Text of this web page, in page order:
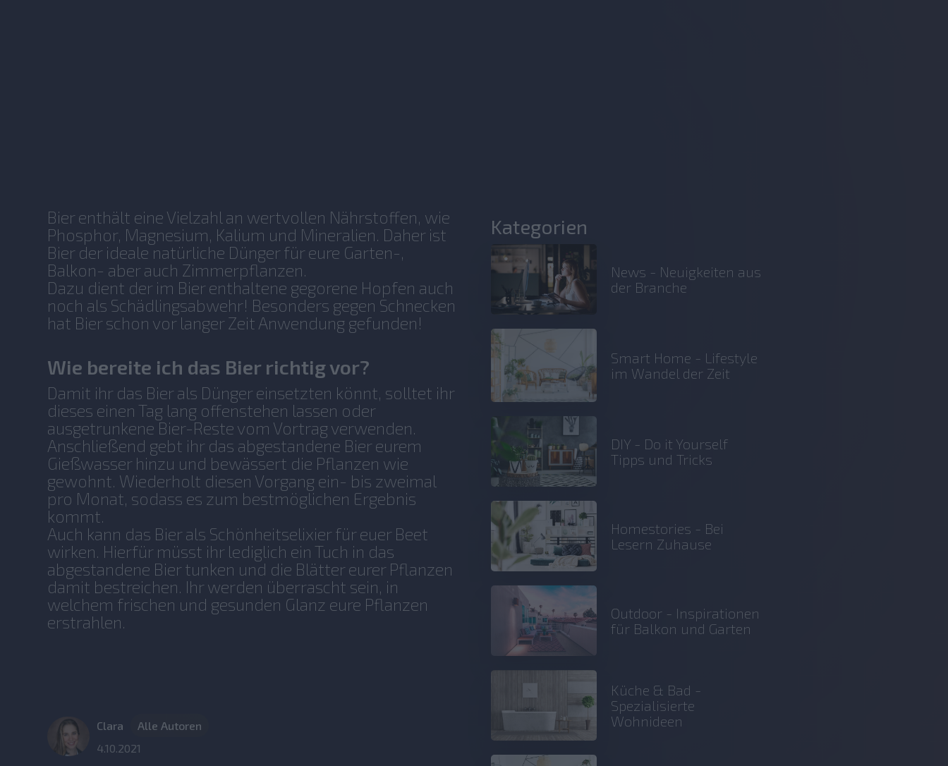
Bier enthält eine Vielzahl an wertvollen Nährstoffen, wie
Phosphor, Magnesium, Kalium und Mineralien. Daher ist
Bier der ideale natürliche Dünger für eure Garten-,
Balkon- aber auch Zimmerpflanzen.
Dazu dient der im Bier enthaltene gegorene Hopfen auch
noch als Schädlingsabwehr! Besonders gegen Schnecken
hat Bier schon vor langer Zeit Anwendung gefunden!
Wie bereite ich das Bier richtig vor?
Damit ihr das Bier als Dünger einsetzten könnt, solltet ihr
dieses einen Tag lang offenstehen lassen oder
ausgetrunkene Bier-Reste vom Vortrag verwenden.
Anschließend gebt ihr das abgestandene Bier eurem
Gießwasser hinzu und bewässert die Pflanzen wie
gewohnt. Wiederholt diesen Vorgang ein- bis zweimal
pro Monat, sodass es zum bestmöglichen Ergebnis
kommt.
Auch kann das Bier als Schönheitselixier für euer Beet
wirken. Hierfür müsst ihr lediglich ein Tuch in das
abgestandene Bier tunken und die Blätter eurer Pflanzen
damit bestreichen. Ihr werden überrascht sein, in
welchem frischen und gesunden Glanz eure Pflanzen
erstrahlen.
Clara
Alle Autoren
4.10.2021
Kategorien
News - Neuigkeiten aus
der Branche
Smart Home - Lifestyle
im Wandel der Zeit
DIY - Do it Yourself
Tipps und Tricks
Homestories - Bei
Lesern Zuhause
Outdoor - Inspirationen
für Balkon und Garten
Küche & Bad -
Spezialisierte
Wohnideen